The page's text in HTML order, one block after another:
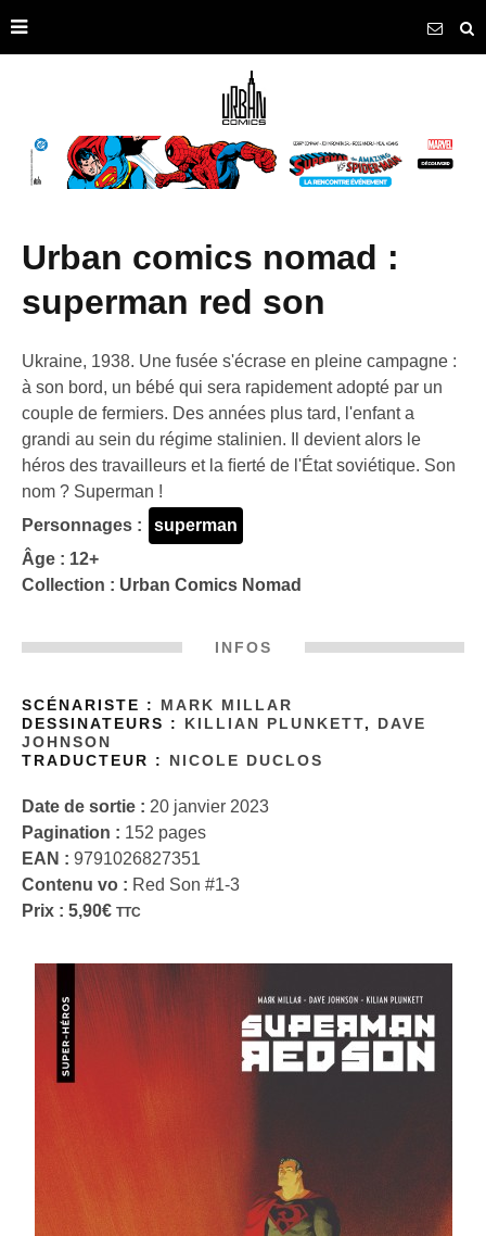
urban comics nomad :
superman red son
Ukraine, 1938. Une fusée s'écrase en pleine campagne :
à son bord, un bébé qui sera rapidement adopté par un
couple de fermiers. Des années plus tard, l'enfant a
grandi au sein du régime stalinien. Il devient alors le
héros des travailleurs et la ﬁerté de l'État soviétique. Son
nom ? Superman !
Personnages :
superman
Âge : 12+
Collection : Urban Comics Nomad
INFOS
SCÉNARISTE :
MARK MILLAR
DESSINATEURS :
KILLIAN PLUNKETT,
DAVE
JOHNSON
TRADUCTEUR :
NICOLE DUCLOS
Date de sortie : 20 janvier 2023
Pagination : 152 pages
EAN : 9791026827351
Contenu vo : Red Son #1-3
Prix : 5,90€ TTC